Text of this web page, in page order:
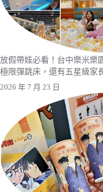
放假帶娃必看！台中樂米樂
極限彈跳床，還有五星級家
2026 年 7 月 23 日